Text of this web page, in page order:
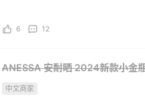
6 12
ANESSA 安耐晒 2024新款小金
中文商家